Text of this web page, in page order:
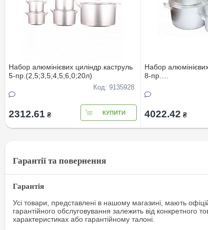
Набор алюмінієвих циліндр.каструль
5-пр.(2,5;3,5;4,5;6,0;20л)
Код: 9135928
2312.61 ₴ КУПИТИ
Набор
8-пр.
4022.42 ₴
Гарантії та повернення
Гарантія
Усі товари, представлені в нашому магазині, мають
гарантійного обслуговування залежить від конкретного
характеристиках або гарантійному талоні.